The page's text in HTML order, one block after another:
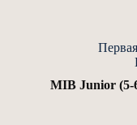
MIB Junior (5-